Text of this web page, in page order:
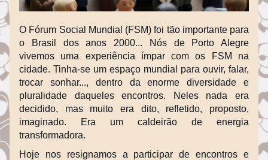
O Fórum Social Mundial (FSM) foi tão importante para
o Brasil dos anos 2000... Nós de Porto Alegre
vivemos uma experiência ímpar com os FSM na
cidade. Tinha-se um espaço mundial para ouvir, falar,
trocar sonhar..., dentro da enorme diversidade e
pluralidade daqueles encontros. Neles nada era
decidido, mas muito era dito, refletido, proposto,
imaginado. Era um caldeirão de energia
transformadora.
Hoje nos resignamos a participar de encontros e